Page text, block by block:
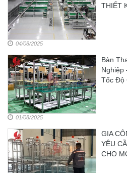
THIẾT
04/08/2025
Bàn
Nghiệp
Tốc Độ
01/08/2025
GIA
YÊU
CHO